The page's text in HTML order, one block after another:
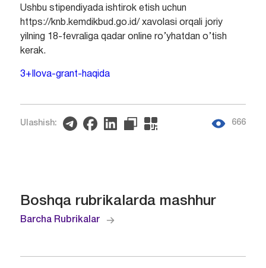
Ushbu stipendiyada ishtirok etish uchun
https://knb.kemdikbud.go.id/ xavolasi orqali joriy
yilning 18-fevraliga qadar online ro’yhatdan o’tish
kerak.
3+Ilova-grant-haqida
Ulashish: 666
Boshqa rubrikalarda mashhur
Barcha Rubrikalar